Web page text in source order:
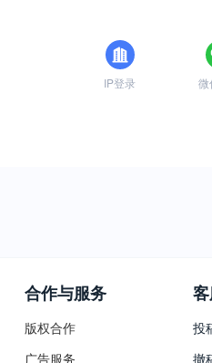
IP登录 微
合作与服务
版权合作
广告服务
投
撤